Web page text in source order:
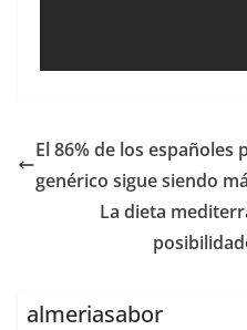
El 86% de los
genérico sigue siendo
La dieta
almeriasabor